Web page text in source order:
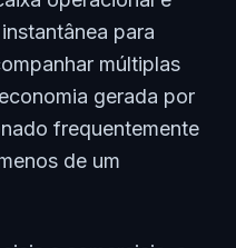
para
múltiplas
gerada por
frequentemente
de um